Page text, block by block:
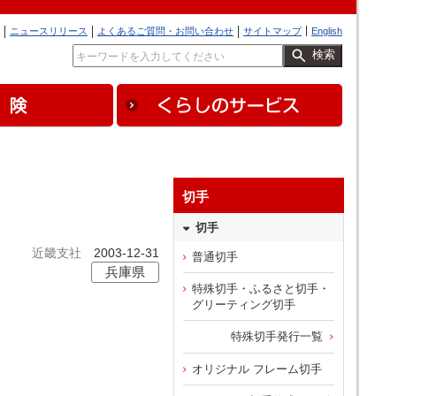
English
サイトマップ
よくあるご質問・お問い合わせ
ニュースリリース
検索
近畿支社 2003-12-31
兵庫県
切手
切手
普通切手
特殊切手・ふるさと切手・
グリーティング切手
特殊切手発行一覧
オリジナル フレーム切手